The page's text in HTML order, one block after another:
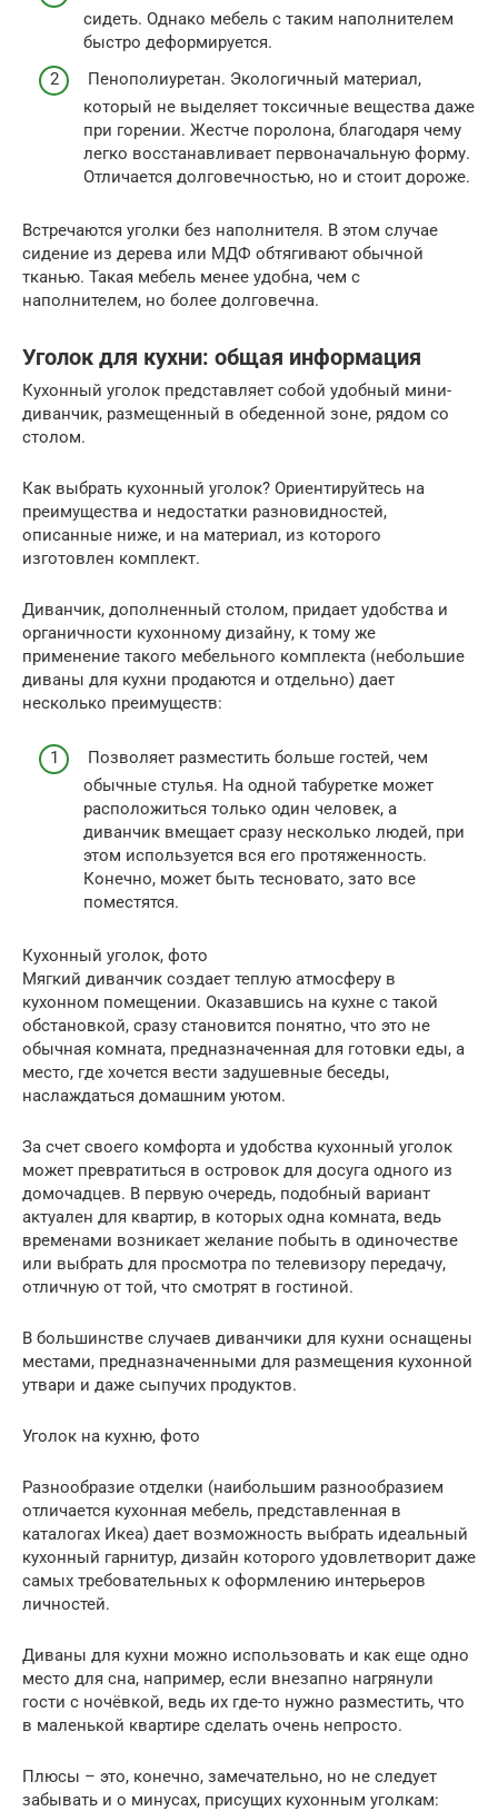
сидеть. Однако мебель с таким наполнителем
быстро деформируется.
Пенополиуретан. Экологичный материал,
который не выделяет токсичные вещества даже
при горении. Жестче поролона, благодаря чему
легко восстанавливает первоначальную форму.
Отличается долговечностью, но и стоит дороже.
Встречаются уголки без наполнителя. В этом случае
сидение из дерева или МДФ обтягивают обычной
тканью. Такая мебель менее удобна, чем с
наполнителем, но более долговечна.
Уголок для кухни: общая информация
Кухонный уголок представляет собой удобный мини-
диванчик, размещенный в обеденной зоне, рядом со
столом.
Как выбрать кухонный уголок? Ориентируйтесь на
преимущества и недостатки разновидностей,
описанные ниже, и на материал, из которого
изготовлен комплект.
Диванчик, дополненный столом, придает удобства и
органичности кухонному дизайну, к тому же
применение такого мебельного комплекта (небольшие
диваны для кухни продаются и отдельно) дает
несколько преимуществ:
Позволяет разместить больше гостей, чем
обычные стулья. На одной табуретке может
расположиться только один человек, а
диванчик вмещает сразу несколько людей, при
этом используется вся его протяженность.
Конечно, может быть тесновато, зато все
поместятся.
Кухонный уголок, фото
Мягкий диванчик создает теплую атмосферу в
кухонном помещении. Оказавшись на кухне с такой
обстановкой, сразу становится понятно, что это не
обычная комната, предназначенная для готовки еды, а
место, где хочется вести задушевные беседы,
наслаждаться домашним уютом.
За счет своего комфорта и удобства кухонный уголок
может превратиться в островок для досуга одного из
домочадцев. В первую очередь, подобный вариант
актуален для квартир, в которых одна комната, ведь
временами возникает желание побыть в одиночестве
или выбрать для просмотра по телевизору передачу,
отличную от той, что смотрят в гостиной.
В большинстве случаев диванчики для кухни оснащены
местами, предназначенными для размещения кухонной
утвари и даже сыпучих продуктов.
Уголок на кухню, фото
Разнообразие отделки (наибольшим разнообразием
отличается кухонная мебель, представленная в
каталогах Икеа) дает возможность выбрать идеальный
кухонный гарнитур, дизайн которого удовлетворит даже
самых требовательных к оформлению интерьеров
личностей.
Диваны для кухни можно использовать и как еще одно
место для сна, например, если внезапно нагрянули
гости с ночёвкой, ведь их где-то нужно разместить, что
в маленькой квартире сделать очень непросто.
Плюсы – это, конечно, замечательно, но не следует
забывать и о минусах, присущих кухонным уголкам: